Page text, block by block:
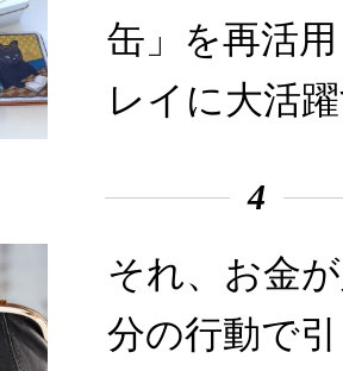
缶」を再活
レイに大活
4
それ、お金
分の行動で